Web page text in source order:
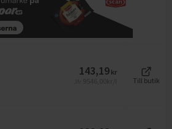
143,19 kr
Till butik